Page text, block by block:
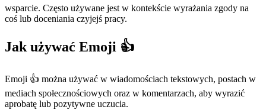
wsparcie. Często używane jest w kontekście wyrażania zgody na
coś lub doceniania czyjejś pracy.
Jak używać Emoji 👍
Emoji 👍 można używać w wiadomościach tekstowych, postach w
mediach społecznościowych oraz w komentarzach, aby wyrazić
aprobatę lub pozytywne uczucia.